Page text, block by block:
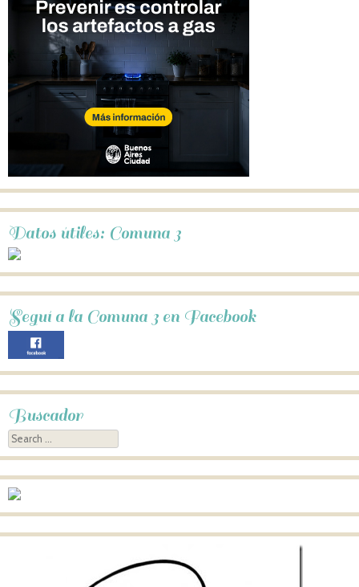
Datos útiles: Comuna 3
Seguí a la Comuna 3 en Facebook
Buscador
Search